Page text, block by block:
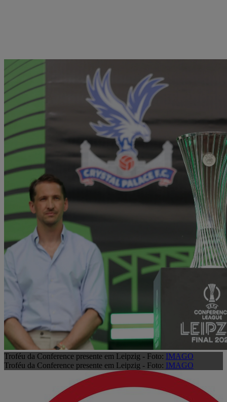
Troféu da Conference presente em Leipzig - Foto: IMAGO
Troféu da Conference presente em Leipzig - Foto: IMAGO